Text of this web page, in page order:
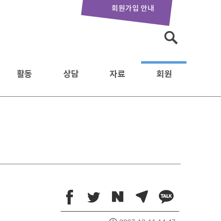
회원가입 안내
활동 상담 자료 회원